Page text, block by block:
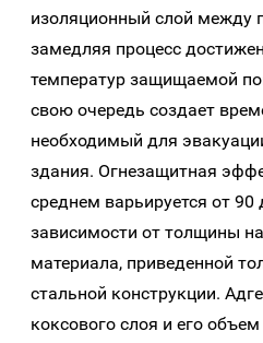
изоляционный слой между
замедляя процесс
температур защищаемой
свою очередь создает
необходимый для
здания. Огнезащитная
среднем варьируется от 90
зависимости от толщины
материала, приведенной
стальной конструкции.
коксового слоя и его